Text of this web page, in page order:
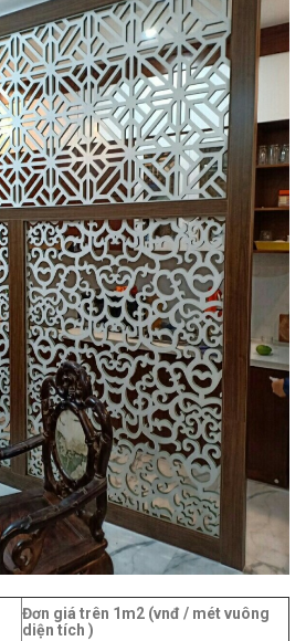
Đơn giá trên 1m2 (vnđ / mét vuông
diện tích )